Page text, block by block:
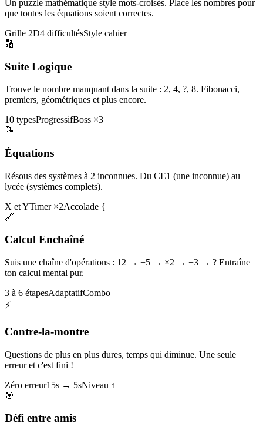
Un puzzle mathématique style mots-croisés. Place les nombres pour
que toutes les équations soient correctes.
Grille 2D4 difficultésStyle cahier
🔢
Suite Logique
Trouve le nombre manquant dans la suite : 2, 4, ?, 8. Fibonacci,
premiers, géométriques et plus encore.
10 typesProgressifBoss ×3
📝
Équations
Résous des systèmes à 2 inconnues. Du CE1 (une inconnue) au
lycée (systèmes complets).
X et YTimer ×2Accolade {
🔗
Calcul Enchaîné
Suis une chaîne d'opérations : 12 → +5 → ×2 → −3 → ? Entraîne
ton calcul mental pur.
3 à 6 étapesAdaptatifCombo
⚡
Contre-la-montre
Questions de plus en plus dures, temps qui diminue. Une seule
erreur et c'est fini !
Zéro erreur15s → 5sNiveau ↑
🎯
Défi entre amis